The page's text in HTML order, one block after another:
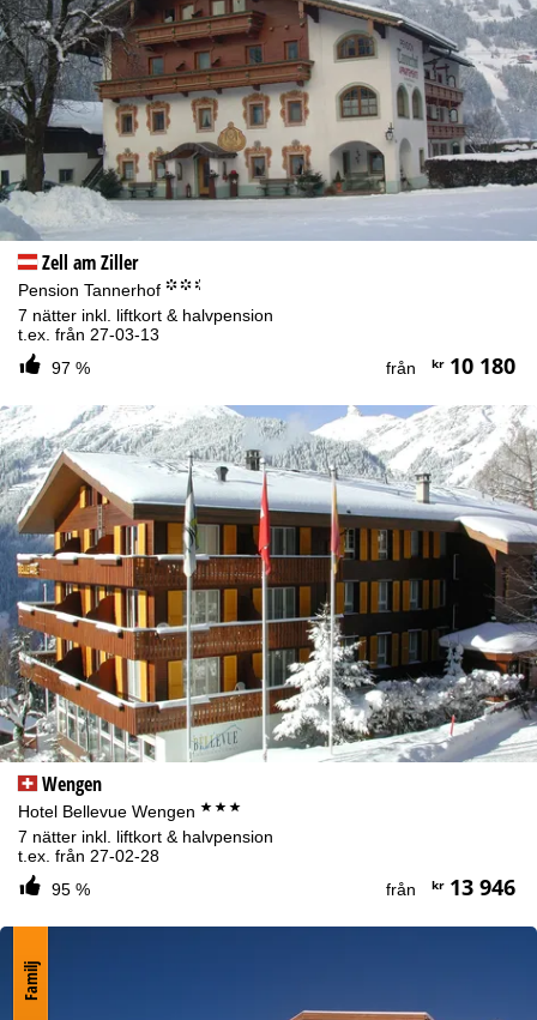
Zell am Ziller
Pension Tannerhof °°.
7 nätter inkl. liftkort & halvpension
t.ex. från 27-03-13
97 %
från kr10 180
Wengen
Hotel Bellevue Wengen ***
7 nätter inkl. liftkort & halvpension
t.ex. från 27-02-28
95 %
från kr13 946
Familj